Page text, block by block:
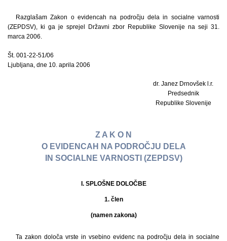
Razglašam Zakon o evidencah na področju dela in socialne varnosti
(ZEPDSV), ki ga je sprejel Državni zbor Republike Slovenije na seji 31.
marca 2006.
Št. 001-22-51/06
Ljubljana, dne 10. aprila 2006
dr. Janez Drnovšek l.r.
Predsednik
Republike Slovenije
Z A K O N
O EVIDENCAH NA PODROČJU DELA
IN SOCIALNE VARNOSTI (ZEPDSV)
I. SPLOŠNE DOLOČBE
1. člen
(namen zakona)
Ta zakon določa vrste in vsebino evidenc na področju dela in socialne